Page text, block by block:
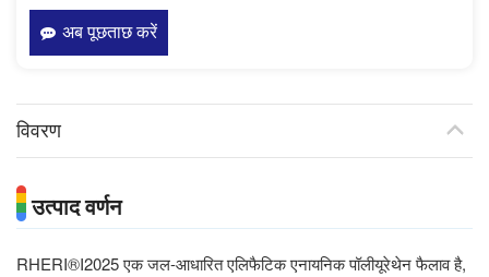
अब पूछताछ करें
विवरण
उत्पाद वर्णन
RHERI®I2025 एक जल-आधारित एलिफैटिक एनायनिक पॉलीयूरेथेन फैलाव है,